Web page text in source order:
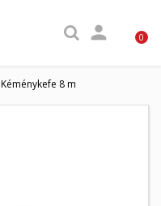
 0
Kéménykefe 8 m